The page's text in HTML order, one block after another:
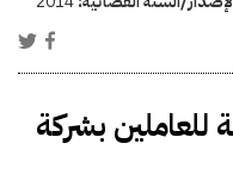
للعاملين بشركة